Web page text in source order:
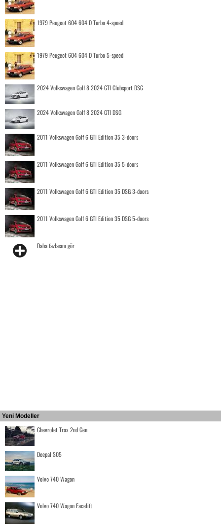
1979 Peugeot 604 604 D Turbo 4-speed
1979 Peugeot 604 604 D Turbo 5-speed
2024 Volkswagen Golf 8 2024 GTI Clubsport DSG
2024 Volkswagen Golf 8 2024 GTI DSG
2011 Volkswagen Golf 6 GTI Edition 35 3-doors
2011 Volkswagen Golf 6 GTI Edition 35 5-doors
2011 Volkswagen Golf 6 GTI Edition 35 DSG 3-doors
2011 Volkswagen Golf 6 GTI Edition 35 DSG 5-doors
Daha fazlasını gör
Yeni Modeller
Chevrolet Trax 2nd Gen
Deepal S05
Volvo 740 Wagon
Volvo 740 Wagon Facelift